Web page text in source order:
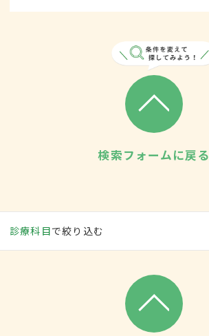
検索フォームに戻る
診療科目で絞り込む